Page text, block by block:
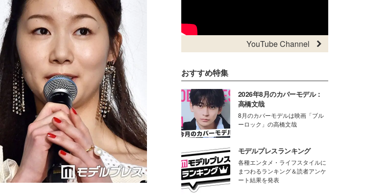
YouTube Channel
おすすめ特集
2026年8月のカバーモデル：
高橋文哉
8月のカバーモデルは映画「ブル
ーロック」の高橋文哉
モデルプレスランキング
各種エンタメ・ライフスタイルに
まつわるランキング＆読者アンケ
ート結果を発表